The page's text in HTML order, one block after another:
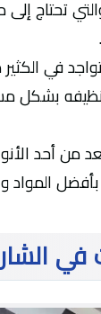
تحتاج
في الكثير
بشكل
أحد
بأفضل